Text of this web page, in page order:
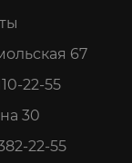
67
22-55
30
22-55